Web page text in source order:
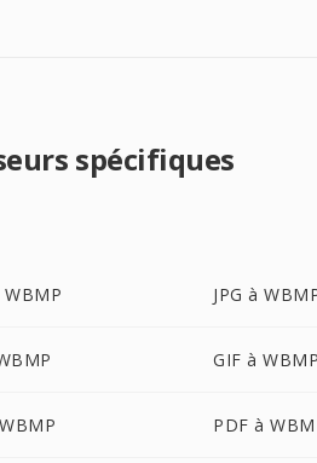
spécifiques
WBMP JPG à
GIF à
PDF à